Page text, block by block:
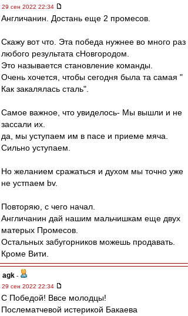
29 сен 2022 22:34
Англичанин. Достань еще 2 промесов.
Скажу вот что. Эта победа нужнее во много раз
любого результата сНовгородом.
Это называется становление команды.
Очень хочется, чтобы сегодня была та самая "
Как закалялась сталь".
Самое важное, что увиделось- Мы вышли и не
зассали их.
да, мы уступаем им в пасе и приеме мяча.
Сильно уступаем.
Но желанием сражаться и духом мы точно уже
не устпаем bv.
Повторяю, с чего начал.
Англичанин дай нашим мальчишкам еще двух
матерых Промесов.
Остальных забугорников можешь продавать.
Кроме Вити.
agk -
29 сен 2022 22:34
С Победой! Ввсе молодцы!
Послематчевой истерикой Бакаева